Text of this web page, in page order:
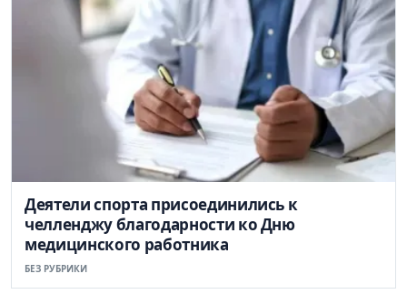
Деятели спорта присоединились к
челленджу благодарности ко Дню
медицинского работника
БЕЗ РУБРИКИ